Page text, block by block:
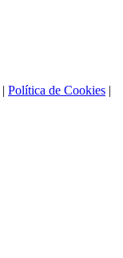
Política de Cookies